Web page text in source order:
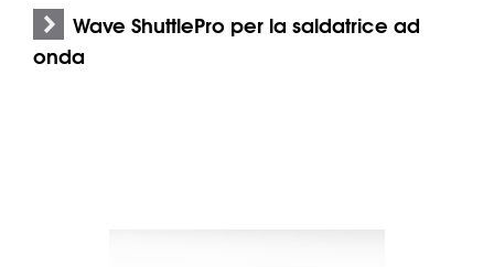
Wave ShuttlePro per la saldatrice ad
onda